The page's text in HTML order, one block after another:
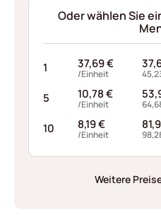
Oder wählen Sie
1 37,69€
/Einheit
5 10,78€
/Einheit
10 8,19€
/Einheit
Weitere